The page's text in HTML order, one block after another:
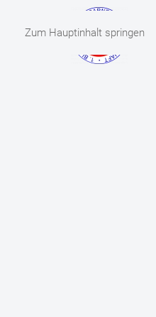
Zum Hauptinhalt springen